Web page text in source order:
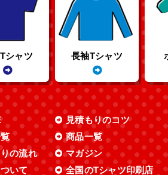
シャツ 長袖Tシャツ
の流れ
いて
見積もりのコツ
商品一覧
マガジン
全国のTシャツ印刷店